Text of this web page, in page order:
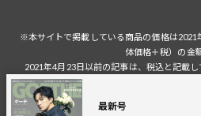
最新号
※本サイトで掲載している商品の価格は2021
体価格＋税）の金
2021年4月23日以前の記事は、税込と記載
税込の場合の税額は掲載当時